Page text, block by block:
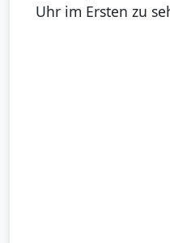
Uhr im Ersten zu